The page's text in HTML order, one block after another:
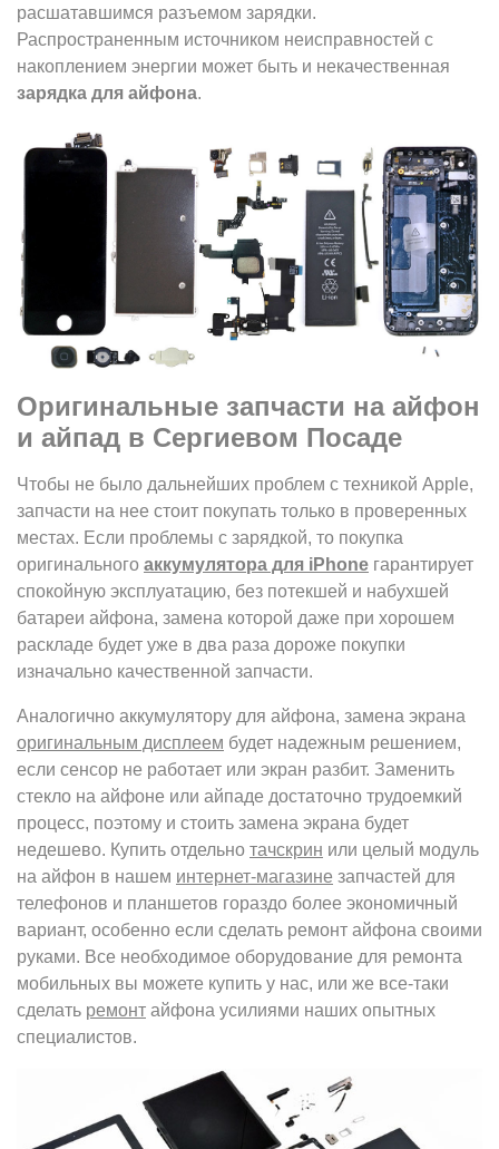
расшатавшимся разъемом зарядки.
Распространенным источником неисправностей с
накоплением энергии может быть и некачественная
зарядка для айфона.
Оригинальные запчасти на айфон
и айпад в Сергиевом Посаде
Чтобы не было дальнейших проблем с техникой Apple,
запчасти на нее стоит покупать только в проверенных
местах. Если проблемы с зарядкой, то покупка
оригинального аккумулятора для iPhone гарантирует
спокойную эксплуатацию, без потекшей и набухшей
батареи айфона, замена которой даже при хорошем
раскладе будет уже в два раза дороже покупки
изначально качественной запчасти.
Аналогично аккумулятору для айфона, замена экрана
оригинальным дисплеем будет надежным решением,
если сенсор не работает или экран разбит. Заменить
стекло на айфоне или айпаде достаточно трудоемкий
процесс, поэтому и стоить замена экрана будет
недешево. Купить отдельно тачскрин или целый модуль
на айфон в нашем интернет-магазине запчастей для
телефонов и планшетов гораздо более экономичный
вариант, особенно если сделать ремонт айфона своими
руками. Все необходимое оборудование для ремонта
мобильных вы можете купить у нас, или же все-таки
сделать ремонт айфона усилиями наших опытных
специалистов.